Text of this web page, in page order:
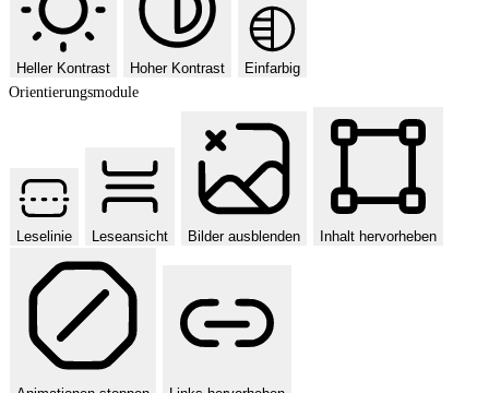
Heller Kontrast Hoher Kontrast
Einfarbig
Orientierungsmodule
Leselinie Leseansicht Bilder ausblenden Inhalt hervorheben